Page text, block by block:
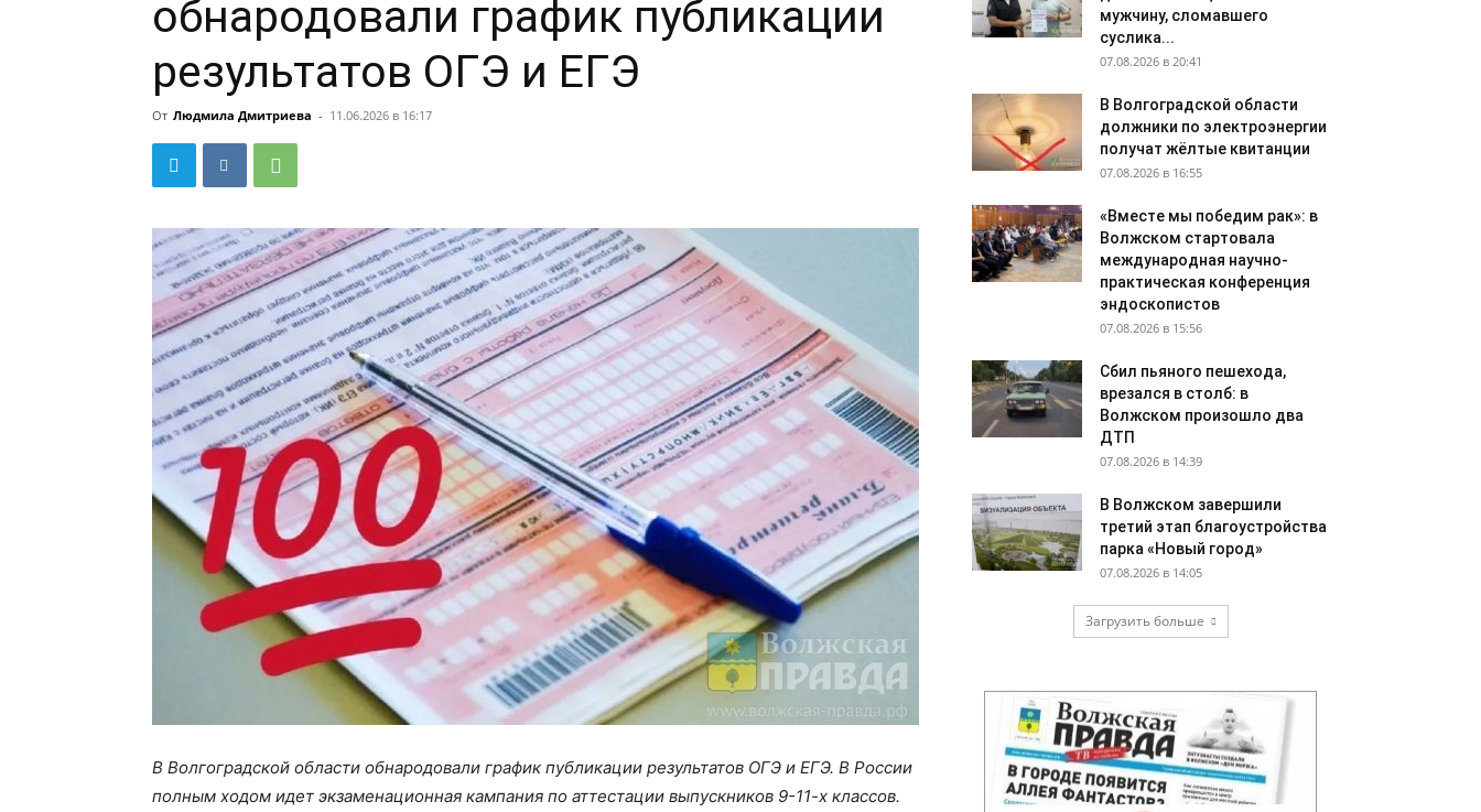
обнародовали график публикации
результатов ОГЭ и ЕГЭ
От Людмила Дмитриева - 11.06.2026 в 16:17
В Волгоградской области обнародовали график публикации результатов ОГЭ и ЕГЭ. В России
полным ходом идет экзаменационная кампания по аттестации выпускников 9-11-х классов.
мужчину, сломавшего
суслика...
07.08.2026 в 20:41
В Волгоградской области
должники по электроэнергии
получат жёлтые квитанции
07.08.2026 в 16:55
«Вместе мы победим рак»: в
Волжском стартовала
международная научно-
практическая конференция
эндоскопистов
07.08.2026 в 15:56
Сбил пьяного пешехода,
врезался в столб: в
Волжском произошло два
ДТП
07.08.2026 в 14:39
В Волжском завершили
третий этап благоустройства
парка «Новый город»
07.08.2026 в 14:05
Загрузить больше